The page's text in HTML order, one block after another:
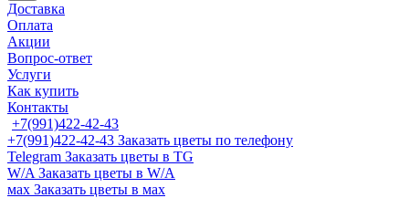
Доставка
Оплата
Акции
Вопрос-ответ
Услуги
Как купить
Контакты
+7(991)422-42-43
+7(991)422-42-43 Заказать цветы по телефону
Telegram Заказать цветы в TG
W/A Заказать цветы в W/A
мах Заказать цветы в мах